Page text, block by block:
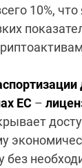
10%,
ЕС –
без